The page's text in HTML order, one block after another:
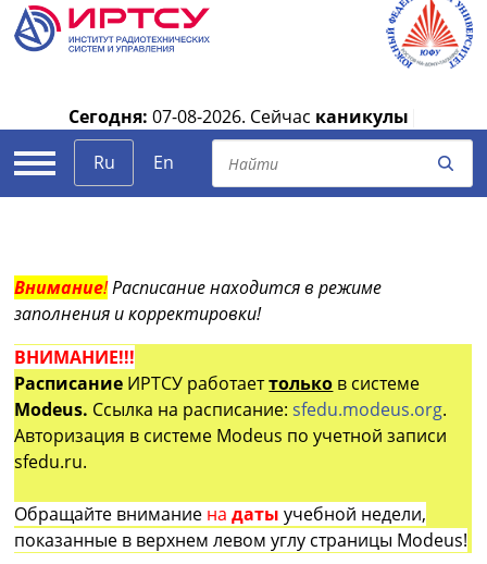
Сегодня: 07-08-2026. Сейчас каникулы
Ru
En
Внимание!Расписание находится в режиме
заполнения и корректировки!
ВНИМАНИЕ!!!
Расписание ИРТСУ работаеттолько в системе
Modeus. Ссылка на расписание:sfedu.modeus.org.
Авторизация в системе Modeus по учетной записи
sfedu.ru.
Обращайте внимание на датыучебной недели,
показанные в верхнем левом углу страницы Modeus!